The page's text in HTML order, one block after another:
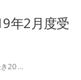
年2月度受
20 …